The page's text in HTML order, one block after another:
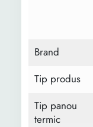
Brand
Tip produs
Tip panou
termic